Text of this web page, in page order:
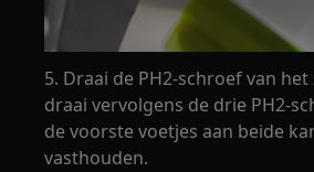
5. Draai de PH2-schroef van
draai vervolgens de drie PH2-
de voorste voetjes aan beide
vasthouden.